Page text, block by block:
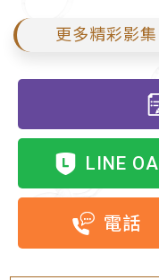
更多精彩影集
LINE OA
電話